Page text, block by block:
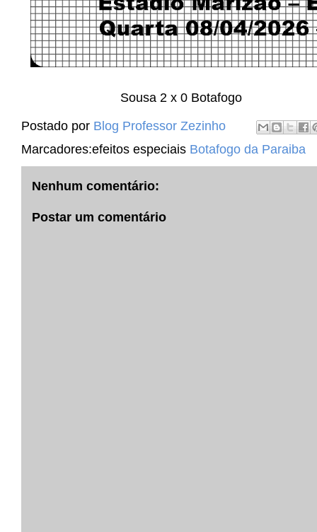
Sousa 2 x 0 Botafogo
Postado por Blog Professor Zezinho
Marcadores:efeitos especiais Botafogo da Paraiba
Nenhum comentário:
Postar um comentário